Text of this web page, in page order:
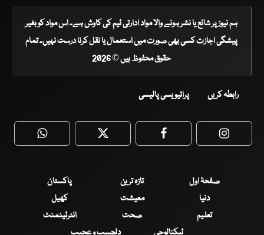
ہم نیوز پر شائع یا نشر ہونے والا مواد ادارتی ٹیم کی کاوش ہے۔ اس مواد کو بغیر
پیشگی اجازت کسی بھی صورت میں استعمال یا نقل کرنا درست نہیں۔ تمام
حقوق محفوظ ہیں © 2026
رابطہ کریں پرائیویسی پالیسی
WhatsApp Twitter Facebook
صفحۂ اول تازہ ترین
پاکستان
دنیا
معیشت
کھیل
تعلیم
صحت
انٹرٹینمنٹ